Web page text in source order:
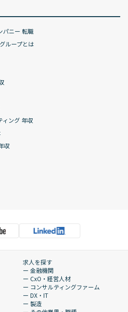
パニー 転職
ループとは
ィング 年収
収
求人を探す
ー 金融機関
ー CxO・経営人材
ー コンサルティングファーム
ー DX・IT
ー 製造